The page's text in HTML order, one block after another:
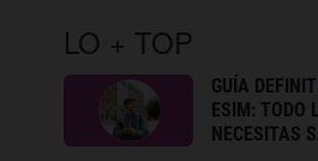
LO + TOP
GUÍA
ESIM: TODO
NECESITAS